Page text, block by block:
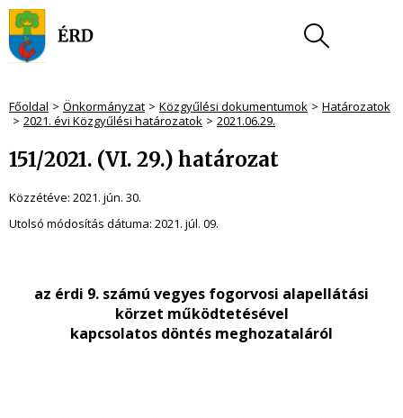
Főoldal Önkormányzat Közgyűlési dokumentumok
Határozatok
2021. évi Közgyűlési határozatok
2021.06.29.
151/2021. (VI. 29.) határozat
Közzétéve: 2021. jún. 30.
Utolsó módosítás dátuma: 2021. júl. 09.
az érdi 9. számú vegyes fogorvosi alapellátási
körzet működtetésével
kapcsolatos döntés meghozataláról